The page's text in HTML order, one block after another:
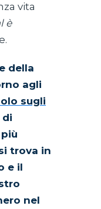
vita
è
della
agli
sugli
di
trova in
e il
nel